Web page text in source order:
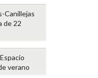
Canillejas
de 22
Espacio
verano